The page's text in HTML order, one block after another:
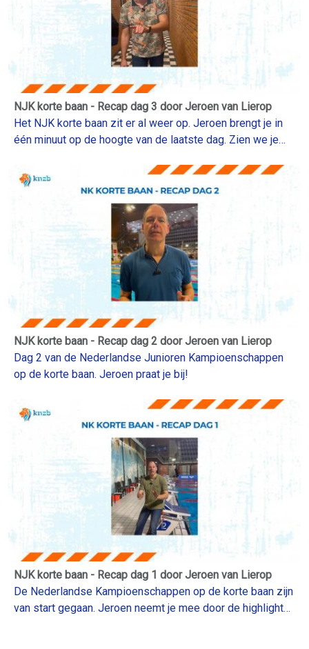
NJK korte baan - Recap dag 3 door Jeroen van Lierop
Het NJK korte baan zit er al weer op. Jeroen brengt je in
één minuut op de hoogte van de laatste dag. Zien we je
NJK korte baan - Recap dag 2 door Jeroen van Lierop
Dag 2 van de Nederlandse Junioren Kampioenschappen
op de korte baan. Jeroen praat je bij!
NJK korte baan - Recap dag 1 door Jeroen van Lierop
De Nederlandse Kampioenschappen op de korte baan zijn
van start gegaan. Jeroen neemt je mee door de highlights